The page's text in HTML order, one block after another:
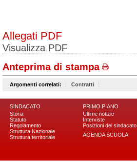
Allegati PDF
Visualizza PDF
Anteprima di stampa
Argomenti correlati: Contratti
SINDACATO
Storia
Statuto
Regolamento
Struttura Nazionale
Struttura territoriale
PRIMO PIANO
Ultime notizie
Interviste
Posizioni del sindacato
AGENDA SCUOLA